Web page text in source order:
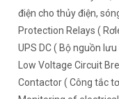
điện cho thủy điện,
Protection Relays (
UPS DC ( Bộ nguồn
Low Voltage Circuit
Contactor ( Công tắc